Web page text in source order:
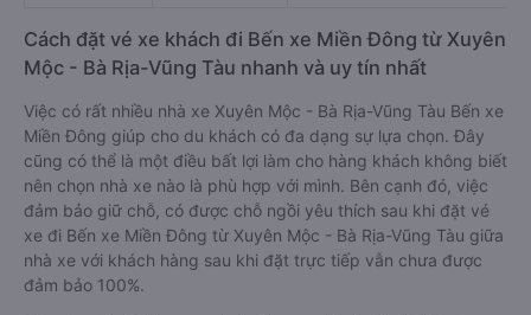
Cách đặt vé xe khách đi Bến xe Miền Đông từ Xuyên
Mộc - Bà Rịa-Vũng Tàu nhanh và uy tín nhất
Việc có rất nhiều nhà xe Xuyên Mộc - Bà Rịa-Vũng Tàu Bến xe
Miền Đông giúp cho du khách có đa dạng sự lựa chọn. Đây
cũng có thể là một điều bất lợi làm cho hàng khách không biết
nên chọn nhà xe nào là phù hợp với mình. Bên cạnh đó, việc
đảm bảo giữ chỗ, có được chỗ ngồi yêu thích sau khi đặt vé
xe đi Bến xe Miền Đông từ Xuyên Mộc - Bà Rịa-Vũng Tàu giữa
nhà xe với khách hàng sau khi đặt trực tiếp vẫn chưa được
đảm bảo 100%.